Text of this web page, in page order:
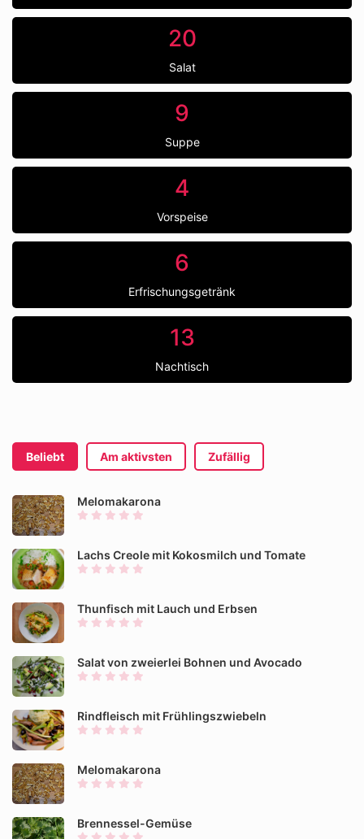
20
Salat
9
Suppe
4
Vorspeise
6
Erfrischungsgetränk
13
Nachtisch
Beliebt Am aktivsten Zufällig
Melomakarona
Lachs Creole mit Kokosmilch und Tomate
Thunfisch mit Lauch und Erbsen
Salat von zweierlei Bohnen und Avocado
Rindfleisch mit Frühlingszwiebeln
Melomakarona
Brennessel-Gemüse